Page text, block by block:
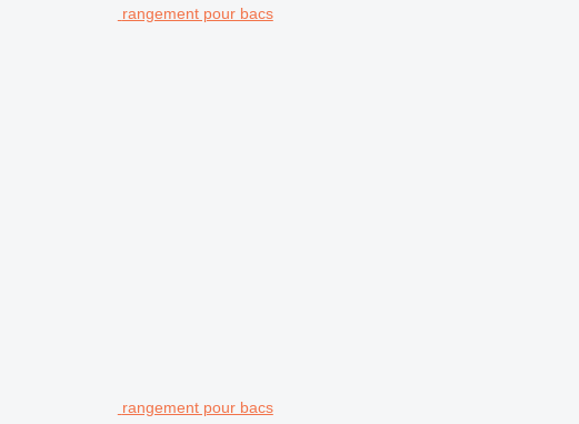
rangement pour bacs
rangement pour bacs